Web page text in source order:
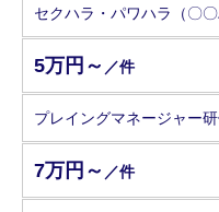
セクハラ・パワハラ（〇
5万円～ ／件
プレイングマネージャー
7万円～ ／件